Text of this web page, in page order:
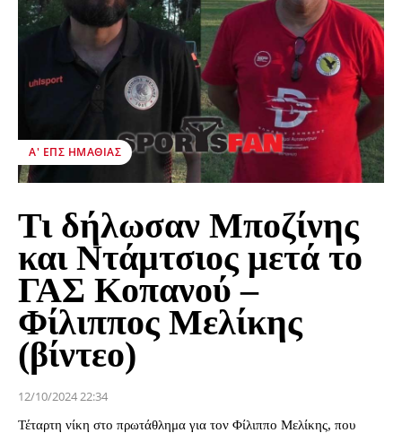
Α' ΕΠΣ ΗΜΑΘΊΑΣ
Τι δήλωσαν Μποζίνης
και Ντάμτσιος μετά το
ΓΑΣ Κοπανού –
Φίλιππος Μελίκης
(βίντεο)
12/10/2024 22:34
Τέταρτη νίκη στο πρωτάθλημα για τον Φίλιππο Μελίκης, που